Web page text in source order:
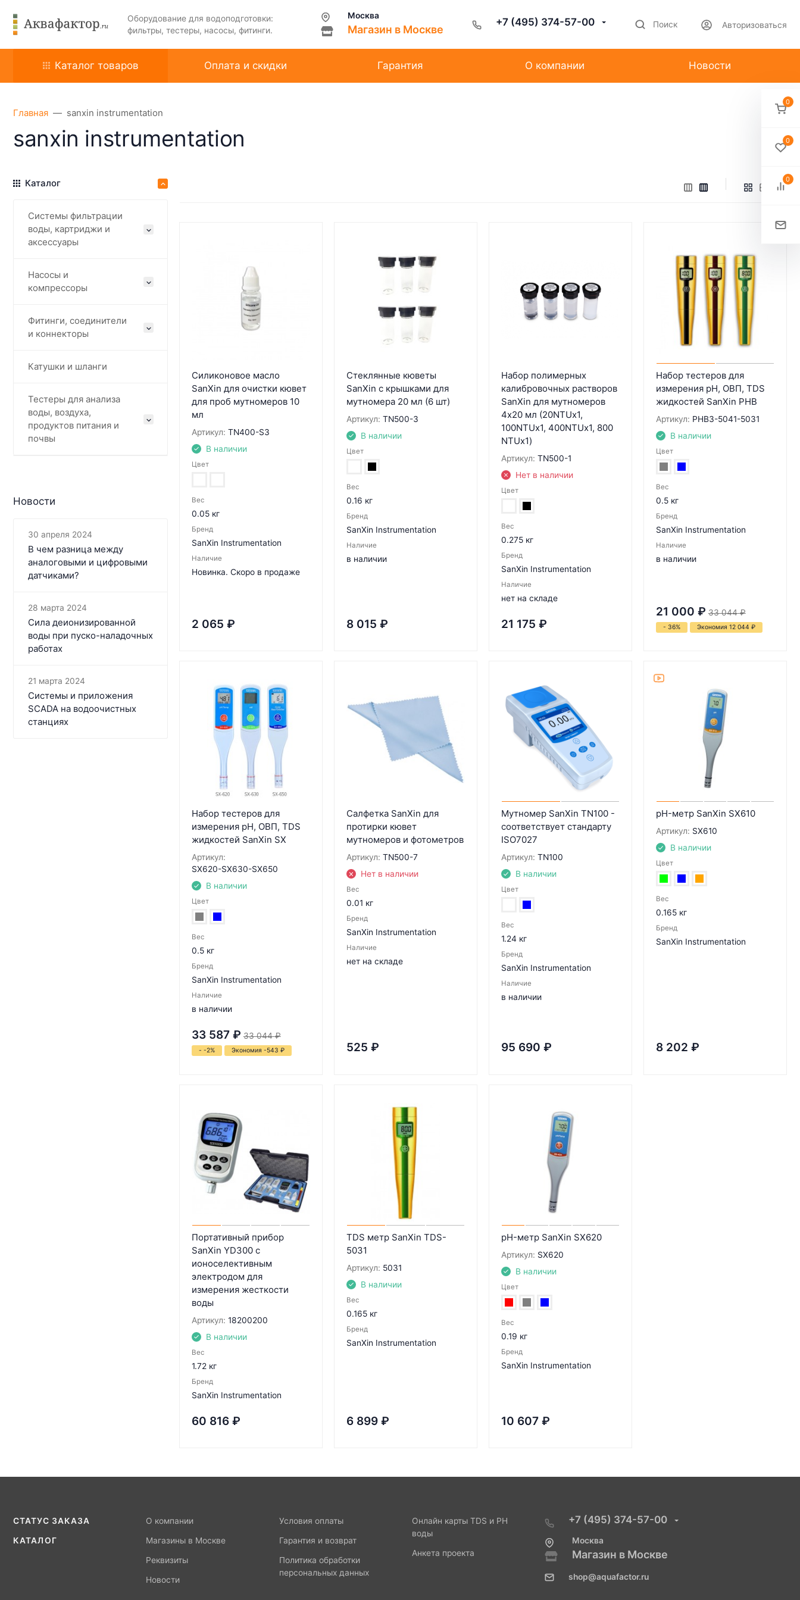
Оборудование для водоподготовки:
фильтры, тестеры, насосы, фитинги.
Москва
Магазин в Москве
+7 (495) 374-57-00 Поиск Авторизоваться
Каталог товаров Оплата и скидки Гарантия О компании Новости
Главная sanxin instrumentation
sanxin instrumentation
Каталог
Системы фильтрации
воды, картриджи и
аксессуары
Насосы и
компрессоры
Фитинги, соединители
и коннекторы
Катушки и шланги
Тестеры для анализа
воды, воздуха,
продуктов питания и
почвы
Новости
30 апреля 2024
В чем разница между
аналоговыми и цифровыми
датчиками?
28 марта 2024
Сила деионизированной
воды при пуско-наладочных
работах
21 марта 2024
Системы и приложения
SCADA на водоочистных
станциях
Силиконовое масло
SanXin для очистки кювет
для проб мутномеров 10
мл
Артикул: TN400-S3
В наличии
Цвет
Вес
0.05 кг
Бренд
SanXin Instrumentation
Наличие
Новинка. Скоро в продаже
2 065 ₽
Стеклянные кюветы
SanXin с крышками для
мутномера 20 мл (6 шт)
Артикул: TN500-3
В наличии
Цвет
Вес
0.16 кг
Бренд
SanXin Instrumentation
Наличие
в наличии
8 015 ₽
Набор полимерных
калибровочных растворов
SanXin для мутномеров
4х20 мл (20NTUx1,
100NTUx1, 400NTUx1, 800
NTUx1)
Артикул: TN500-1
Нет в наличии
Цвет
Вес
0.275 кг
Бренд
SanXin Instrumentation
Наличие
нет на складе
21 175 ₽
Набор тестеров для
измерения pH, ОВП, TDS
жидкостей SanXin PHB
Артикул: PHB3-5041-5031
В наличии
Цвет
Вес
0.5 кг
Бренд
SanXin Instrumentation
Наличие
в наличии
21 000 ₽ 33 044 ₽
- 36% Экономия 12 044 ₽
Набор тестеров для
измерения pH, ОВП, TDS
жидкостей SanXin SX
Артикул:
SX620-SX630-SX650
В наличии
Цвет
Вес
0.5 кг
Бренд
SanXin Instrumentation
Наличие
в наличии
33 587 ₽ 33 044 ₽
- -2% Экономия -543 ₽
Салфетка SanXin для
протирки кювет
мутномеров и фотометров
Артикул: TN500-7
Нет в наличии
Вес
0.01 кг
Бренд
SanXin Instrumentation
Наличие
нет на складе
525 ₽
Мутномер SanXin TN100 -
соответствует стандарту
ISO7027
Артикул: TN100
В наличии
Цвет
Вес
1.24 кг
Бренд
SanXin Instrumentation
Наличие
в наличии
95 690 ₽
pH-метр SanXin SX610
Артикул: SX610
В наличии
Цвет
Вес
0.165 кг
Бренд
SanXin Instrumentation
8 202 ₽
Портативный прибор
SanXin YD300 с
ионоселективным
электродом для
измерения жесткости
воды
Артикул: 18200200
В наличии
Вес
1.72 кг
Бренд
SanXin Instrumentation
60 816 ₽
TDS метр SanXin TDS-
5031
Артикул: 5031
В наличии
Вес
0.165 кг
Бренд
SanXin Instrumentation
6 899 ₽
pH-метр SanXin SX620
Артикул: SX620
В наличии
Цвет
Вес
0.19 кг
Бренд
SanXin Instrumentation
10 607 ₽
СТАТУС ЗАКАЗА
КАТАЛОГ
О компании
Магазины в Москве
Реквизиты
Новости
Условия оплаты
Гарантия и возврат
Политика обработки
персональных данных
Онлайн карты TDS и PH
воды
Анкета проекта
+7 (495) 374-57-00
Москва
Магазин в Москве
shop@aquafactor.ru
0
0
0